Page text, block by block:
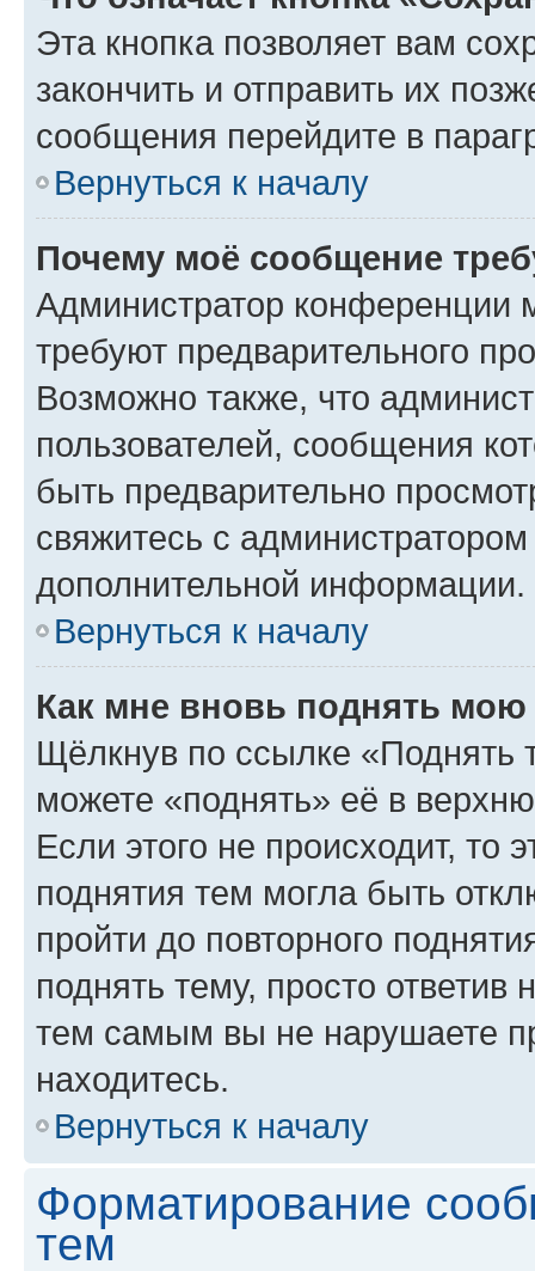
Эта кнопка позволяет вам
закончить и отправить их
сообщения перейдите в
Вернуться к началу
Почему моё сообщение
Администратор конференции
требуют предварительного
Возможно также, что
пользователей, сообщения
быть предварительно
свяжитесь с
дополнительной информации.
Вернуться к началу
Как мне вновь поднять мою
Щёлкнув по ссылке «Поднять
можете «поднять» её в
Если этого не происходит, то
поднятия тем могла быть
пройти до повторного
поднять тему, просто ответив
тем самым вы не нарушаете
находитесь.
Вернуться к началу
Форматирование
тем